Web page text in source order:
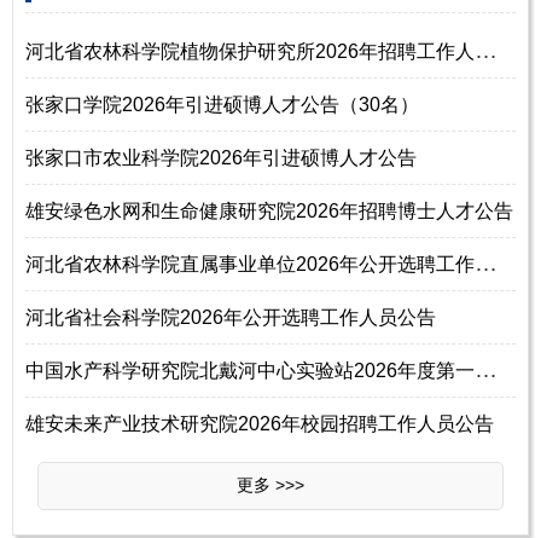
河
北省农林科学院植物保护研究所2026年招聘工作人员启事
张家口学院2026年引进硕博人才公告（30名）
张家口市农业科学院2026年引进硕博人才公告
雄安绿色水网和生命健康研究院2026年招聘博士人才公告
河
北省农林科学院直属事业单位2026年公开选聘工作人员24名公告
河北省社会科学院2026年公开选聘工作人员公告
中
国水产科学研究院北戴河中心实验站2026年度第一批统一公开招聘公告
雄安未来产业技术研究院2026年校园招聘工作人员公告
更多 >>>